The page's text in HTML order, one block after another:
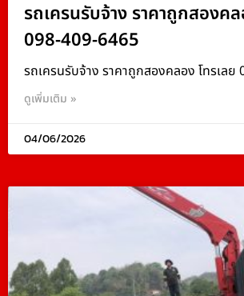
รถเครนรับจ้าง ราคาถูกสองคล
098-409-6465
รถเครนรับจ้าง ราคาถูกสองคลอง โทรเลย
ดูเพิ่มเติม »
04/06/2026